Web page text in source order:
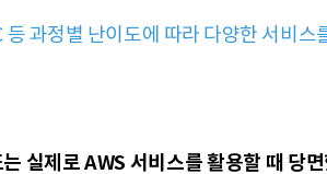
과정별 난이도에 따라 다양한 서비스
실제로 AWS 서비스를 활용할 때 당